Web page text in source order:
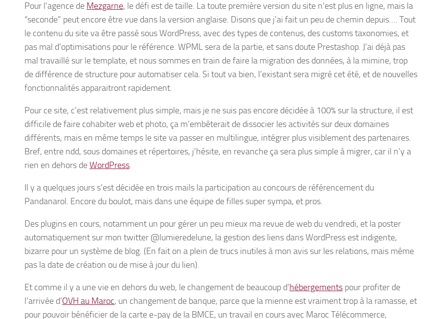
Pour l’agence de Mezgarne, le défi est de taille. La toute première version du site n’est plus en ligne, mais la
“seconde” peut encore être vue dans la version anglaise. Disons que j’ai fait un peu de chemin depuis…. Tout
le contenu du site va être passé sous WordPress, avec des types de contenus, des customs taxonomies, et
pas mal d’optimisations pour le référence. WPML sera de la partie, et sans doute Prestashop. J’ai déjà pas
mal travaillé sur le template, et nous sommes en train de faire la migration des données, à la mimine, trop
de différence de structure pour automatiser cela. Si tout va bien, l’existant sera migré cet été, et de nouvelles
fonctionnalités apparaitront rapidement.
Pour ce site, c’est relativement plus simple, mais je ne suis pas encore décidée à 100% sur la structure, il est
difficile de faire cohabiter web et photo, ça m’embêterait de dissocier les activités sur deux domaines
différents, mais en même temps le site va passer en multilingue, intégrer plus visiblement des partenaires.
Bref, entre ndd, sous domaines et répertoires, j’hésite, en revanche ça sera plus simple à migrer, car il n’y a
rien en dehors deWordPress.
Il y a quelques jours s’est décidée en trois mails la participation au concours de référencement du
Pandanarol. Encore du boulot, mais dans une équipe de filles super sympa, et pros.
Des plugins en cours, notamment un pour gérer un peu mieux ma revue de web du vendredi, et la poster
automatiquement sur mon twitter @lumieredelune, la gestion des liens dans WordPress est indigente,
bizarre pour un système de blog. (En fait on a plein de trucs inutiles à mon avis sur les relations, mais même
pas la date de création ou de mise à jour du lien).
Et comme il y a une vie en dehors du web, le changement de beaucoup d’hébergements pour profiter de
l’arrivée d’OVH au Maroc, un changement de banque, parce que la mienne est vraiment trop à la ramasse, et
pour pouvoir bénéficier de la carte e-pay de la BMCE, un travail en cours avec Maroc Télécommerce,